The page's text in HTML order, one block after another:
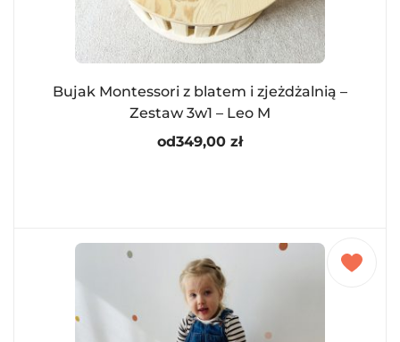
Bujak Montessori z blatem i zjeżdżalnią –
Zestaw 3w1 – Leo M
od349,00 zł